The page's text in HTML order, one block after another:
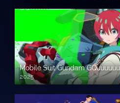
Mobile Suit Gundam
2025